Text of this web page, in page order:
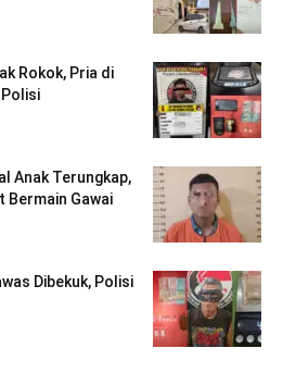
Rokok, Pria di
Polisi
Anak Terungkap,
Bermain Gawai
Dibekuk, Polisi